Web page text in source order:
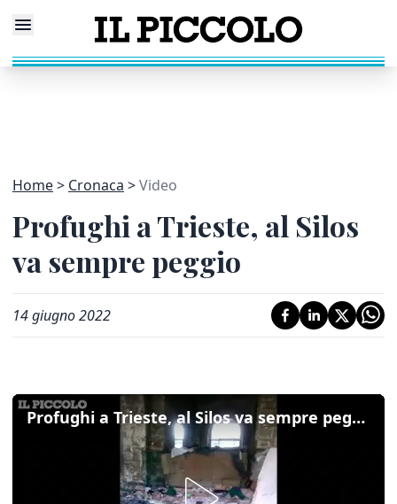
Home Cronaca Video
Profughi a Trieste, al Silos
va sempre peggio
14 giugno 2022
Profughi a Trieste, al Silos va sempre peggio